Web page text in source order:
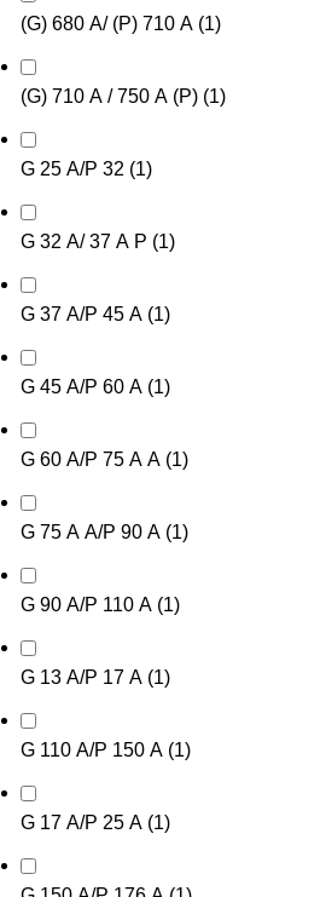
(G) 680 А/ (P) 710 А (1)
(G) 710 А / 750 А (P) (1)
G 25 А/P 32 (1)
G 32 А/ 37 А P (1)
G 37 А/P 45 А (1)
G 45 А/P 60 А (1)
G 60 А/P 75 А А (1)
G 75 А А/P 90 А (1)
G 90 А/P 110 А (1)
G 13 А/P 17 А (1)
G 110 А/P 150 А (1)
G 17 А/P 25 А (1)